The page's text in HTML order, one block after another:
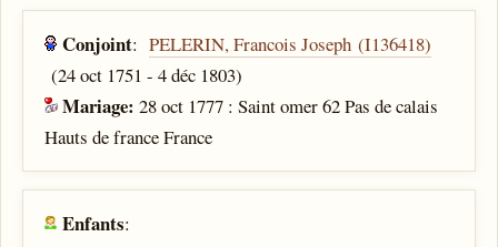
Conjoint:PELERIN, Francois Joseph (I136418)
(24 oct 1751 - 4 déc 1803)
Mariage:28 oct 1777 : Saint omer 62 Pas de calais
Hauts de france France
Enfants: